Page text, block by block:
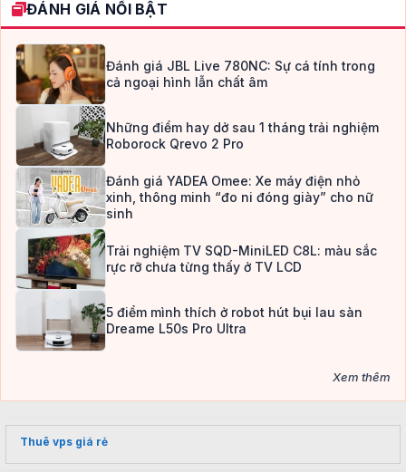
ĐÁNH GIÁ NỔI BẬT
Đánh giá JBL Live 780NC: Sự cá tính trong
cả ngoại hình lẫn chất âm
Những điểm hay dở sau 1 tháng trải nghiệm
Roborock Qrevo 2 Pro
Đánh giá YADEA Omee: Xe máy điện nhỏ
xinh, thông minh “đo ni đóng giày” cho nữ
sinh
Trải nghiệm TV SQD-MiniLED C8L: màu sắc
rực rỡ chưa từng thấy ở TV LCD
5 điểm mình thích ở robot hút bụi lau sàn
Dreame L50s Pro Ultra
Xem thêm
Thuê vps giá rẻ